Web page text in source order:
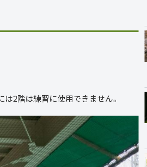
2階は練習に使用できません。